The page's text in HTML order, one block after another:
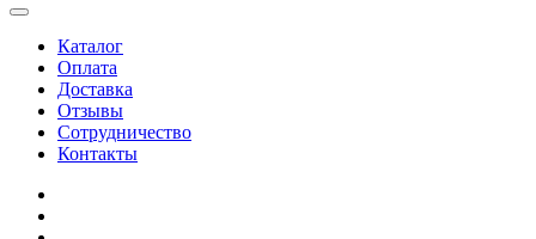
Каталог
Оплата
Доставка
Отзывы
Сотрудничество
Контакты